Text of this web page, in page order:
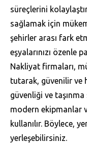
süreçlerini
sağlamak için
şehirler arası fark
eşyalarınızı özenle
Nakliyat firmaları,
tutarak, güvenilir ve
güvenliği ve
modern ekipmanlar
kullanılır. Böylece,
yerleşebilirsiniz.